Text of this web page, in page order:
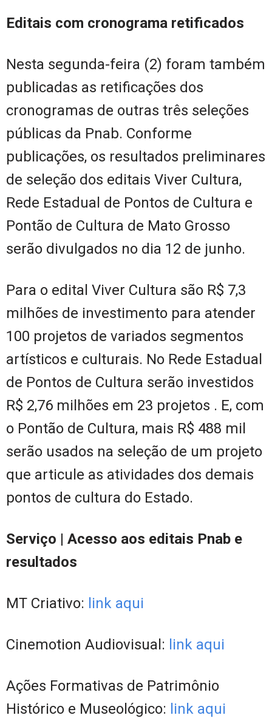
Editais com cronograma retificados
Nesta segunda-feira (2) foram também
publicadas as retificações dos
cronogramas de outras três seleções
públicas da Pnab. Conforme
publicações, os resultados preliminares
de seleção dos editais Viver Cultura,
Rede Estadual de Pontos de Cultura e
Pontão de Cultura de Mato Grosso
serão divulgados no dia 12 de junho.
Para o edital Viver Cultura são R$ 7,3
milhões de investimento para atender
100 projetos de variados segmentos
artísticos e culturais. No Rede Estadual
de Pontos de Cultura serão investidos
R$ 2,76 milhões em 23 projetos . E, com
o Pontão de Cultura, mais R$ 488 mil
serão usados na seleção de um projeto
que articule as atividades dos demais
pontos de cultura do Estado.
Serviço | Acesso aos editais Pnab e
resultados
MT Criativo: link aqui
Cinemotion Audiovisual: link aqui
Ações Formativas de Patrimônio
Histórico e Museológico: link aqui